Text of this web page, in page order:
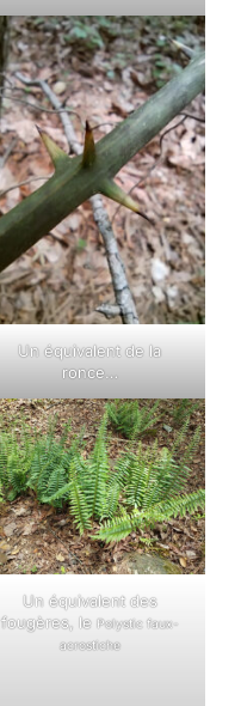
Un équivalent de la
ronce…
Un équivalent des
fougères, le Polystic faux-
acrostiche